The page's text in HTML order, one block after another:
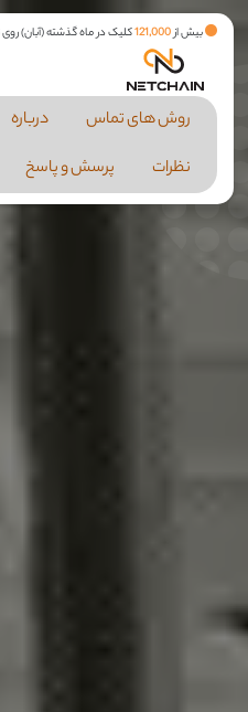
بیش از121,000کلیک در ماه گذشته (آبان)
روش های تماس درباره
نظرات
پرسش و پاسخ